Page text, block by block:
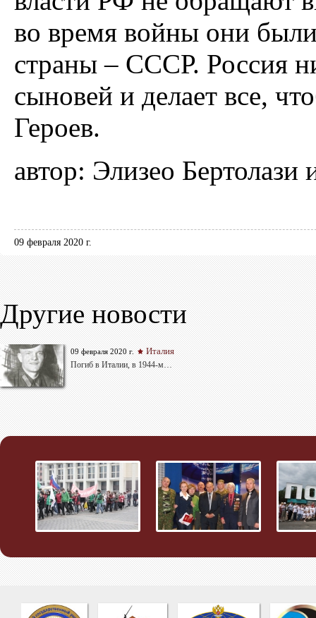
во время войны они
страны – СССР. Россия
сыновей и делает все,
Героев.
автор: Элизео
09 февраля 2020 г.
Другие новости
09 февраля 2020 г. Италия
Погиб в Италии, в 1944-м…